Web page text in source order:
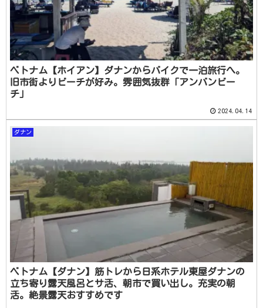
ベトナム【ホイアン】ダナンからバイクで一泊旅行へ。
旧市街よりビーチが好み。雰囲気抜群「アンバンビー
チ」
2024.04.14
ダナン
ベトナム【ダナン】筋トレから日系ホテル東屋ダナンの
立ち寄り露天風呂とサ活、朝市で買い出し。充実の朝
活。絶景露天おすすめです